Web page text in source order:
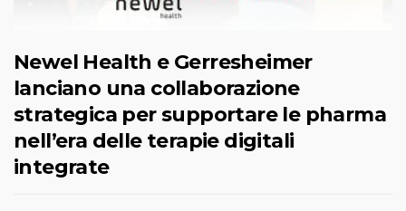
Newel Health e Gerresheimer
lanciano una collaborazione
strategica per supportare le pharma
nell’era delle terapie digitali
integrate